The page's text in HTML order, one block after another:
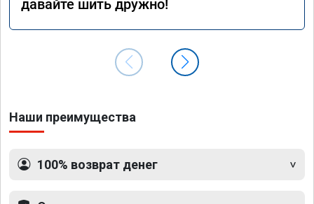
давайте шить дружно!
Наши преимущества
100% возврат денег